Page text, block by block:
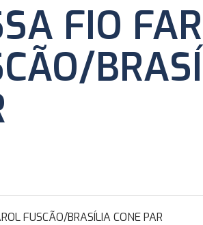
FIO
FUSCÃO/BRASÍLIA CONE PAR